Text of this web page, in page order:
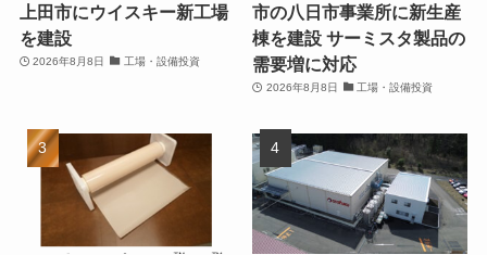
上田市にウイスキー新工場
を建設
2026年8月8日 工場・設備投資
市の八日市事業所に新生産
棟を建設 サーミスタ製品の
需要増に対応
2026年8月8日 工場・設備投資